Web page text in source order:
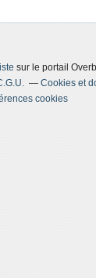
sur le portail
Cookies et
cookies